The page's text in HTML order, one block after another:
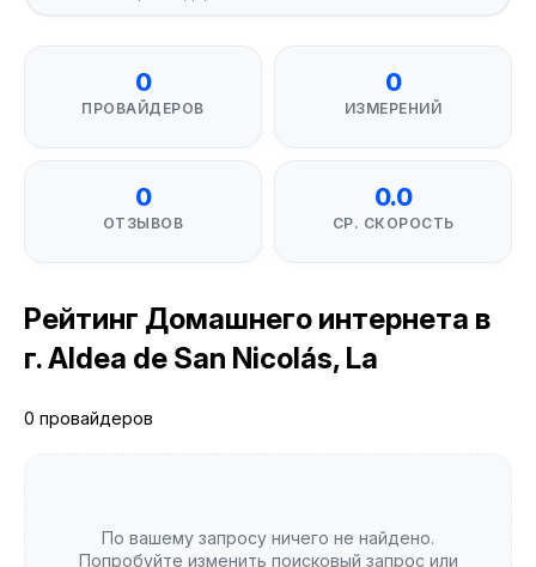
0
ПРОВАЙДЕРОВ
0
ИЗМЕРЕНИЙ
0
ОТЗЫВОВ
0.0
СР. СКОРОСТЬ
Рейтинг Домашнего интернета в
г. Aldea de San Nicolás, La
0 провайдеров
По вашему запросу ничего не найдено.
Попробуйте изменить поисковый запрос или